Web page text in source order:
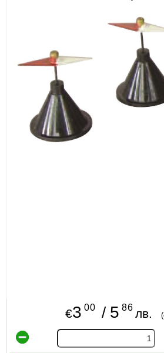
ИЗКУСТВА
СПОРТ
МЕБЕЛИ И
КАНЦЕЛАРСКИ
КНИГИ И
€3 00 / 5 86 лв.